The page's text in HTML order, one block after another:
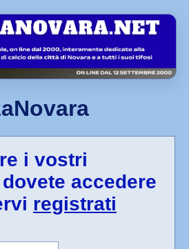
i vostri
accedere
registrati